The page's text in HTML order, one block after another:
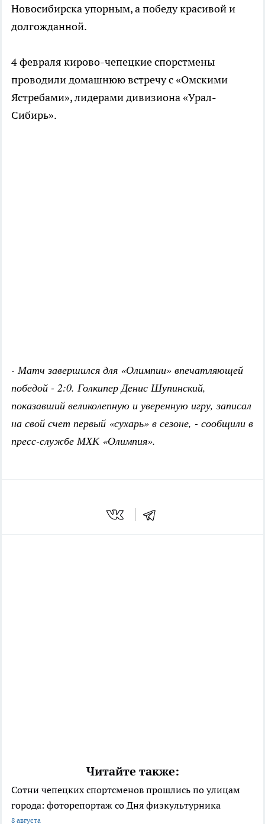
Новосибирска упорным, а победу красивой и
долгожданной.
4 февраля кирово-чепецкие спорстмены
проводили домашнюю встречу с «Омскими
Ястребами», лидерами дивизиона «Урал-
Сибирь».
- Матч завершился для «Олимпии» впечатляющей
победой - 2:0. Голкипер Денис Шупинский,
показавший великолепную и уверенную игру, записал
на свой счет первый «сухарь» в сезоне, - сообщили в
пресс-службе МХК «Олимпия».
Читайте также:
Сотни чепецких спортсменов прошлись по улицам
города: фоторепортаж со Дня физкультурника
8 августа